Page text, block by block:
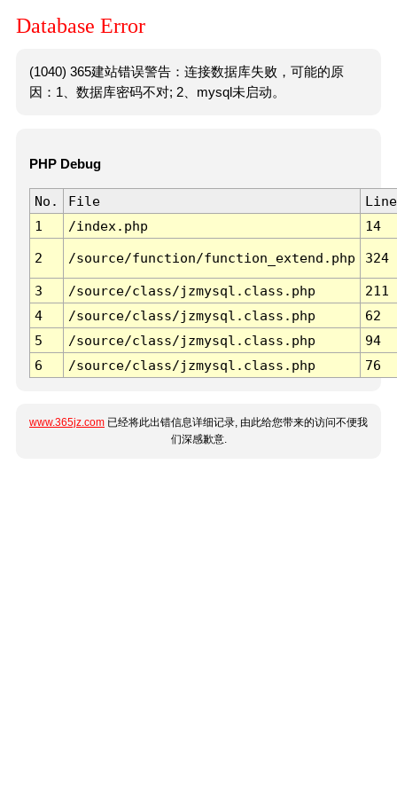
Database Error
(1040) 365建站错误警告：连接数据库失败，可能的原
因：1、数据库密码不对; 2、mysql未启动。
PHP Debug
No. File
Line
1
/index.php 14
2 /source/function/function_extend.php 324
3 /source/class/jzmysql.class.php
211
4
/source/class/jzmysql.class.php
62
5
/source/class/jzmysql.class.php
94
6
/source/class/jzmysql.class.php 76
www.365jz.com 已经将此出错信息详细记录, 由此给您带来的访问不便我
们深感歉意.